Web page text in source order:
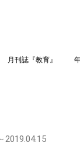
月刊誌『教育』
2019.04.15